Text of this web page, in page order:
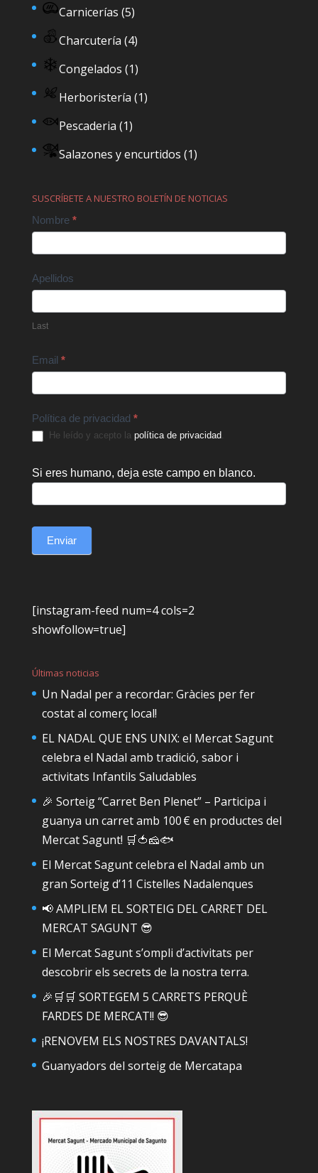
Carnicerías (5)
Charcutería (4)
Congelados (1)
Herboristería (1)
Pescaderia (1)
Salazones y encurtidos (1)
SUSCRÍBETE A NUESTRO BOLETÍN DE NOTICIAS
Contact
Nombre *
Apellidos
Last
Email *
Política de privacidad *
He leído y acepto la política de privacidad.
Si eres humano, deja este campo en blanco.
Enviar
[instagram-feed num=4 cols=2
showfollow=true]
Últimas noticias
Un Nadal per a recordar: Gràcies per fer
costat al comerç local!
EL NADAL QUE ENS UNIX: el Mercat Sagunt
celebra el Nadal amb tradició, sabor i
activitats Infantils Saludables
🎉 Sorteig “Carret Ben Plenet” – Participa i
guanya un carret amb 100 € en productes del
Mercat Sagunt! 🛒🍅🧀🐟
El Mercat Sagunt celebra el Nadal amb un
gran Sorteig d’11 Cistelles Nadalenques
📢 AMPLIEM EL SORTEIG DEL CARRET DEL
MERCAT SAGUNT 😎
El Mercat Sagunt s’ompli d’activitats per
descobrir els secrets de la nostra terra.
🎉🛒🛒 SORTEGEM 5 CARRETS PERQUÈ
FARDES DE MERCAT!! 😎
¡RENOVEM ELS NOSTRES DAVANTALS!
Guanyadors del sorteig de Mercatapa